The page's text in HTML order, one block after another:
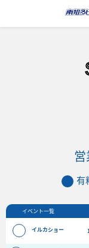
海
お
有
イベント一覧
イルカショー